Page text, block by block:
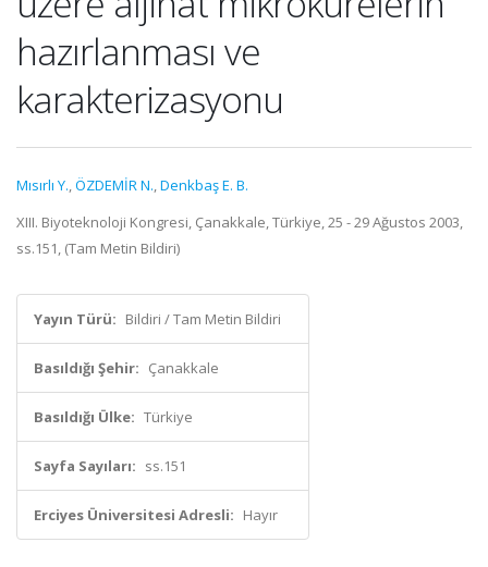
hazırlanması ve
karakterizasyonu
Mısırlı Y.,ÖZDEMİR N.,Denkbaş E. B.
XIII. Biyoteknoloji Kongresi, Çanakkale, Türkiye, 25 - 29 Ağustos 2003,
ss.151, (Tam Metin Bildiri)
Yayın Türü: Bildiri / Tam Metin Bildiri
Basıldığı Şehir: Çanakkale
Basıldığı Ülke: Türkiye
Sayfa Sayıları: ss.151
Erciyes Üniversitesi Adresli: Hayır